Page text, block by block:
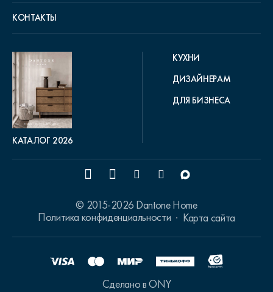
КОНТАКТЫ
КАТАЛОГ 2026
КУХНИ
ДИЗАЙНЕРАМ
ДЛЯ БИЗНЕСА
© 2015-2026 Dantone Home
Политика конфиденциальности
Карта сайта
Сделано в ONY